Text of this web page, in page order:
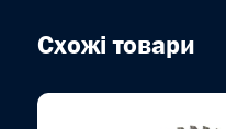
Схожі товари